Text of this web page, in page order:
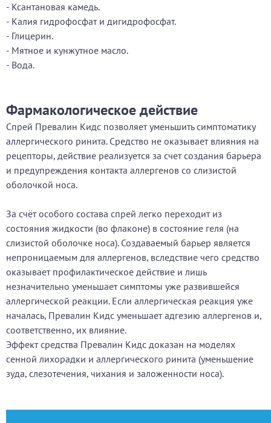
- Ксантановая камедь.
- Калия гидрофосфат и дигидрофосфат.
- Глицерин.
- Мятное и кунжутное масло.
- Вода.
Фармакологическое действие
Спрей Превалин Кидс позволяет уменьшить симптоматику
аллергического ринита. Средство не оказывает влияния на
рецепторы, действие реализуется за счет создания барьера
и предупреждения контакта аллергенов со слизистой
оболочкой носа.
За счёт особого состава спрей легко переходит из
состояния жидкости (во флаконе) в состояние геля (на
слизистой оболочке носа). Создаваемый барьер является
непроницаемым для аллергенов, вследствие чего средство
оказывает профилактическое действие и лишь
незначительно уменьшает симптомы уже развившейся
аллергической реакции. Если аллергическая реакция уже
началась, Превалин Кидс уменьшает адгезию аллергенов и,
соответственно, их влияние.
Эффект средства Превалин Кидс доказан на моделях
сенной лихорадки и аллергического ринита (уменьшение
зуда, слезотечения, чихания и заложенности носа).